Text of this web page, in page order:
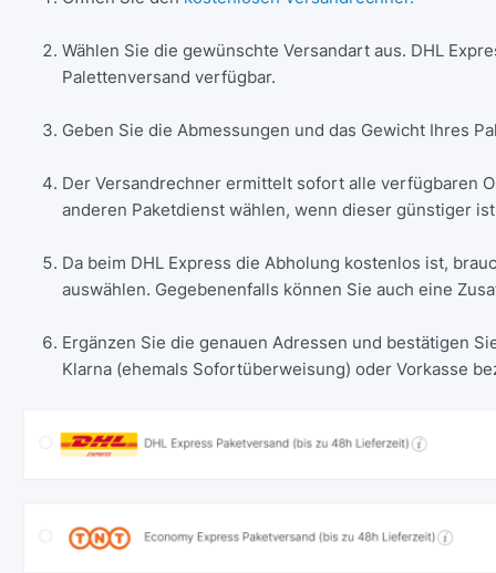
Wählen Sie die gewünschte Versandart aus. DHL
Palettenversand verfügbar.
Geben Sie die Abmessungen und das Gewicht Ihres
Der Versandrechner ermittelt sofort alle verfügbaren
anderen Paketdienst wählen, wenn dieser günstiger
Da beim DHL Express die Abholung kostenlos ist,
auswählen. Gegebenenfalls können Sie auch eine
Ergänzen Sie die genauen Adressen und bestätigen
Klarna (ehemals Sofortüberweisung) oder Vorkasse